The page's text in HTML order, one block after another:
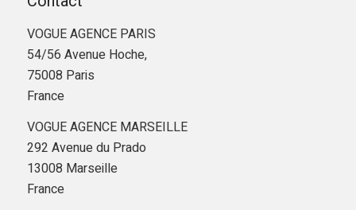
VOGUE AGENCE PARIS
54/56 Avenue Hoche,
75008 Paris
France
VOGUE AGENCE MARSEILLE
292 Avenue du Prado
13008 Marseille
France